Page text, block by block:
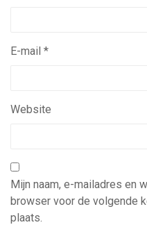
E-mail *
Website
Mijn naam, e-mailadres en
browser voor de volgende
plaats.